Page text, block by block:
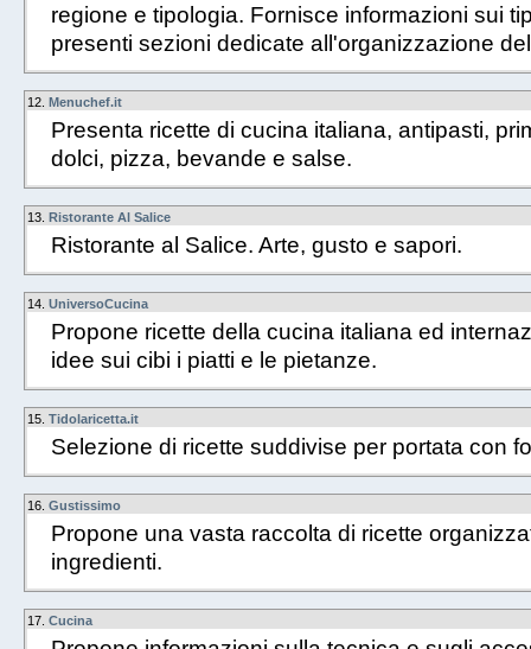
regione e tipologia. Fornisce informazioni sui
presenti sezioni dedicate all'organizzazione
12. Menuchef.it
Presenta ricette di cucina italiana, antipasti,
dolci, pizza, bevande e salse.
13. Ristorante Al Salice
Ristorante al Salice. Arte, gusto e sapori.
14. UniversoCucina
Propone ricette della cucina italiana ed
idee sui cibi i piatti e le pietanze.
15. Tidolaricetta.it
Selezione di ricette suddivise per portata con
16. Gustissimo
Propone una vasta raccolta di ricette
ingredienti.
17. Cucina